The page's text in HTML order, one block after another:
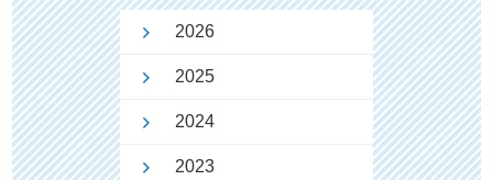
2026
2025
2024
2023